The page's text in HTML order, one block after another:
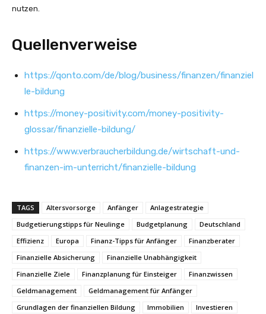
nutzen.
Quellenverweise
https://qonto.com/de/blog/business/finanzen/finanziel
le-bildung
https://money-positivity.com/money-positivity-
glossar/finanzielle-bildung/
https://www.verbraucherbildung.de/wirtschaft-und-
finanzen-im-unterricht/finanzielle-bildung
TAGS Altersvorsorge Anfänger
Anlagestrategie
Budgetierungstipps für Neulinge
Budgetplanung
Deutschland
Effizienz
Europa Finanz-Tipps für Anfänger
Finanzberater
Finanzielle Absicherung
Finanzielle Unabhängigkeit
Finanzielle Ziele
Finanzplanung für Einsteiger
Finanzwissen
Geldmanagement
Geldmanagement für Anfänger
Grundlagen der finanziellen Bildung
Immobilien
Investieren